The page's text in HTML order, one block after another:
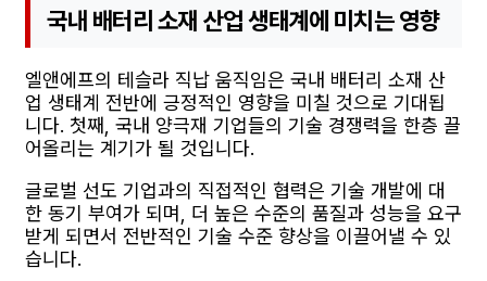
국내 배터리 소재 산업 생태계에 미치는 영향
엘앤에프의 테슬라 직납 움직임은 국내 배터리 소재 산
업 생태계 전반에 긍정적인 영향을 미칠 것으로 기대됩
니다. 첫째, 국내 양극재 기업들의 기술 경쟁력을 한층 끌
어올리는 계기가 될 것입니다.
글로벌 선도 기업과의 직접적인 협력은 기술 개발에 대
한 동기 부여가 되며, 더 높은 수준의 품질과 성능을 요구
받게 되면서 전반적인 기술 수준 향상을 이끌어낼 수 있
습니다.